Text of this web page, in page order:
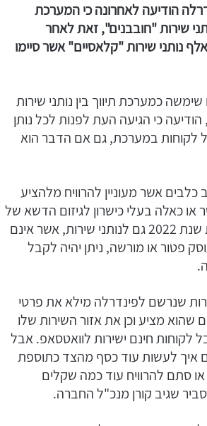
הודיעה לאחרונה כי המערכת
שירות "חובבנים", זאת לאחר
את קו 110 אלף נותני שירות "קלאסיים" אשר סיימו
כמערכת תיווך בין נותני שירות
כי הגיעה העת לפנות לכל נותן
לקוחות במערכת, גם אם הדבר הוא
אשר מעוניין להרוויח מלהציע
או כאלה בעלי כישרון לגיזום הדשא של
השכן, החל מתחילת שנת 2022 גם לנותני שירות, אשר אינם
פטור או מורשה, ניתן יהיה לקבל
שנרשם לפינדרלה מילא את פרטי
שהוא מציע וכן את אזור השירות שלו
לקוחות חינם ישירות לוואטסאפ. אבל
איך לעשות עוד כסף מהצד כתוספת
סתם להרוויח עוד כמה שקלים
שגיב קורן מנכ"ל החברה.